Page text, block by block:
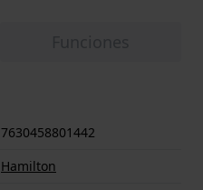
7630458801442
Hamilton